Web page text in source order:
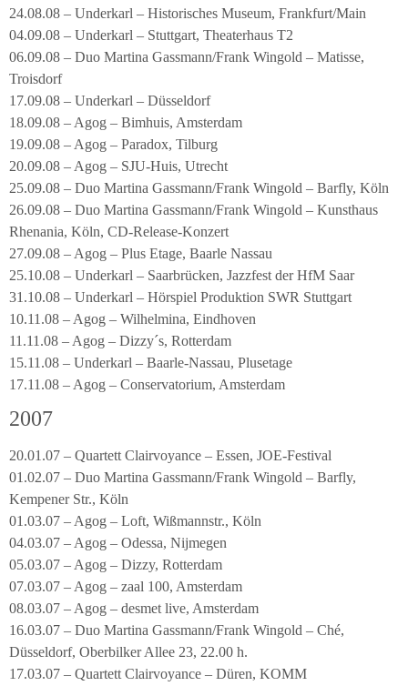
24.08.08 – Underkarl – Historisches Museum, Frankfurt/Main
04.09.08 – Underkarl – Stuttgart, Theaterhaus T2
06.09.08 – Duo Martina Gassmann/Frank Wingold – Matisse,
Troisdorf
17.09.08 – Underkarl – Düsseldorf
18.09.08 – Agog – Bimhuis, Amsterdam
19.09.08 – Agog – Paradox, Tilburg
20.09.08 – Agog – SJU-Huis, Utrecht
25.09.08 – Duo Martina Gassmann/Frank Wingold – Barfly, Köln
26.09.08 – Duo Martina Gassmann/Frank Wingold – Kunsthaus
Rhenania, Köln, CD-Release-Konzert
27.09.08 – Agog – Plus Etage, Baarle Nassau
25.10.08 – Underkarl – Saarbrücken, Jazzfest der HfM Saar
31.10.08 – Underkarl – Hörspiel Produktion SWR Stuttgart
10.11.08 – Agog – Wilhelmina, Eindhoven
11.11.08 – Agog – Dizzy´s, Rotterdam
15.11.08 – Underkarl – Baarle-Nassau, Plusetage
17.11.08 – Agog – Conservatorium, Amsterdam
2007
20.01.07 – Quartett Clairvoyance – Essen, JOE-Festival
01.02.07 – Duo Martina Gassmann/Frank Wingold – Barfly,
Kempener Str., Köln
01.03.07 – Agog – Loft, Wißmannstr., Köln
04.03.07 – Agog – Odessa, Nijmegen
05.03.07 – Agog – Dizzy, Rotterdam
07.03.07 – Agog – zaal 100, Amsterdam
08.03.07 – Agog – desmet live, Amsterdam
16.03.07 – Duo Martina Gassmann/Frank Wingold – Ché,
Düsseldorf, Oberbilker Allee 23, 22.00 h.
17.03.07 – Quartett Clairvoyance – Düren, KOMM